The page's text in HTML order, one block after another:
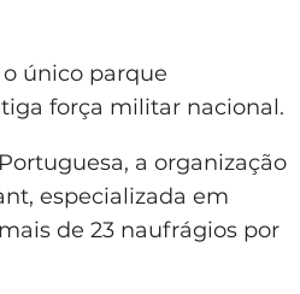
único parque
força militar nacional.
a organização
especializada em
de 23 naufrágios por